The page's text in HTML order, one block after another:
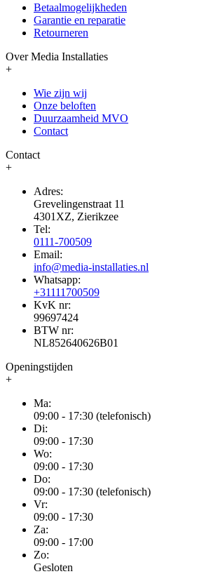
Betaalmogelijkheden
Garantie en reparatie
Retourneren
Over Media Installaties
+
Wie zijn wij
Onze beloften
Duurzaamheid MVO
Contact
Contact
+
Adres:
Grevelingenstraat 11
4301XZ, Zierikzee
Tel:
0111-700509
Email:
info@media-installaties.nl
Whatsapp:
+31111700509
KvK nr:
99697424
BTW nr:
NL852640626B01
Openingstijden
+
Ma:
09:00 - 17:30 (telefonisch)
Di:
09:00 - 17:30
Wo:
09:00 - 17:30
Do:
09:00 - 17:30 (telefonisch)
Vr:
09:00 - 17:30
Za:
09:00 - 17:00
Zo:
Gesloten